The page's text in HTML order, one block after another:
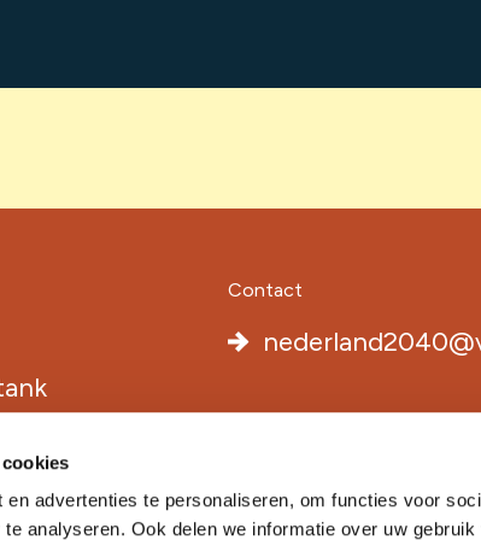
advertenties te personaliseren, om functies voor
analyseren. Ook delen we informatie over uw gebruik
Contact